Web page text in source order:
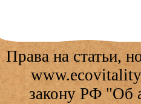
Права на статьи,
закону РФ "Об